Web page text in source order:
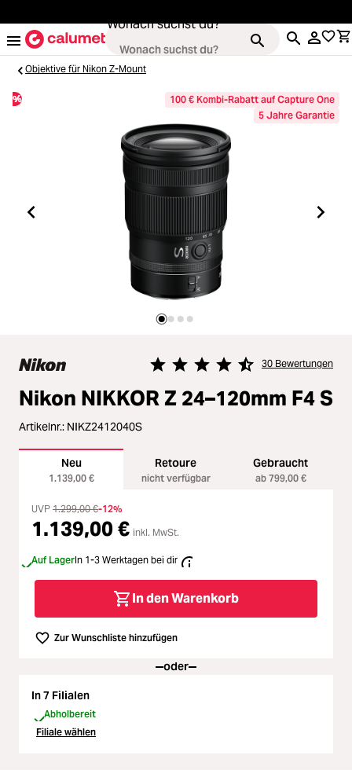
Wonach suchst du?
Objektive
Video & Drohnen
Loading...
Stative & Gimbals
Loading...
Licht & Studio
Loading...
Bildbearbeitung
Loading...
Ferngläser
Loading...
Second Hand
Loading...
SALE
Loading...
Objektive für Nikon Z-Mount
%
100 € Kombi-Rabatt auf Capture One
5 Jahre Garantie
Durchschnittliche Bewertung von
30 Bewertungen
Nikon NIKKOR Z 24–120mm F4 S
Artikelnr.: NIKZ2412040S
Neu
1.139,00 €
Retoure
nicht verfügbar
Gebraucht
ab 799,00 €
UVP 1.299,00 €-12%
1.139,00 € inkl. MwSt.
Auf LagerIn 1-3 Werktagen bei dir
In den Warenkorb
Zur Wunschliste hinzufügen
oder
In 7 Filialen
Abholbereit
Filiale wählen